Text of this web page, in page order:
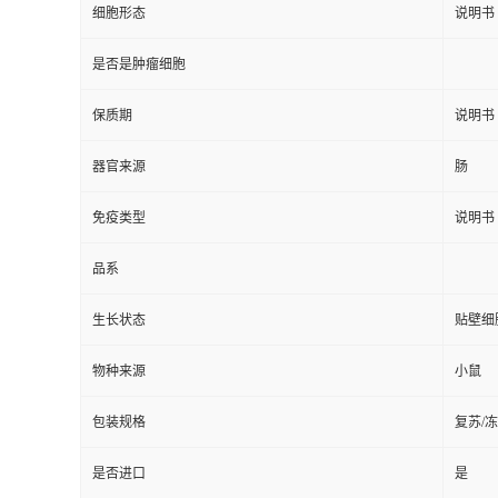
细胞形态 说明书
是否是肿瘤细胞
保质期 说明书
器官来源 肠
免疫类型 说明书
品系
生长状态 贴壁细
物种来源 小鼠
包装规格 复苏/
是否进口 是